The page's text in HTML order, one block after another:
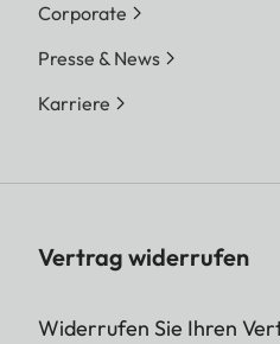
Corporate
Presse & News
Karriere
Vertrag widerrufen
Widerrufen Sie Ihren